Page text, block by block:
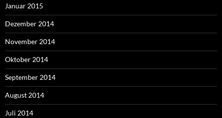
Januar 2015
Dezember 2014
November 2014
Oktober 2014
September 2014
August 2014
Juli 2014